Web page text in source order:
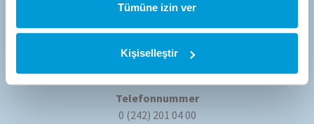
Tümüne izin ver
Kişiselleştir
E-Mail Address
bilgi@tommatech-home.com
Telefonnummer
0 (242) 201 04 00